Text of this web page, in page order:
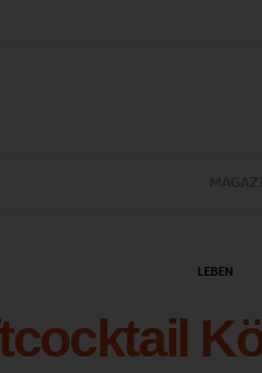
LEBEN